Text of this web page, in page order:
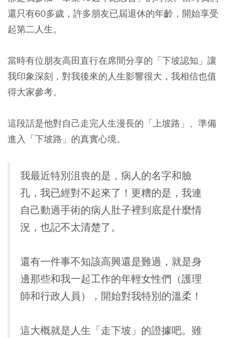
還只有60多歲，許多朋友已屆退休的年齡，開始享受
起第二人生。
當時有位朋友高田直行在席間分享的「下坡認知」讓
我印象深刻，對我後來的人生影響很大，我相信也值
得大家參考。
這段話是他對自己走完人生漫長的「上坡路」、準備
進入「下坡路」的真實心境。
我最近特別沮喪的是，病人的名字和臉
孔，我已經對不起來了！更糟的是，我連
自己動過手術的病人肚子裡到底是什麼情
況，也記不太清楚了。
還有一件事不知該高興還是難過，就是身
邊那些和我一起工作的年輕女性們（護理
師和行政人員），開始對我特別的溫柔！
這大概就是人生「走下坡」的證據吧。雖